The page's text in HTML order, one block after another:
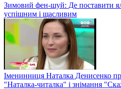
Зимовий фен-шуй: Де поставити
успішним і щасливим
Іменинниця Наталка Денисенко
"Наталка-читалка" і знімання